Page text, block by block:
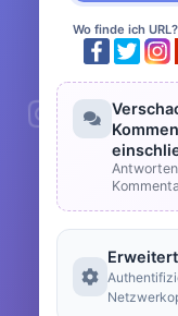
Wo finde ich